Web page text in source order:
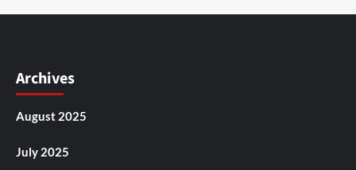
Archives
August 2025
July 2025